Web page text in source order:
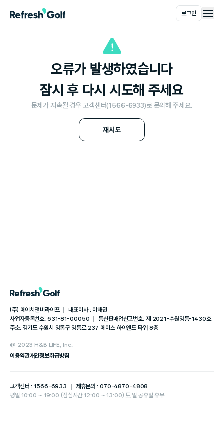
로그인 메인
오류가 발생하였습니다
잠시 후 다시 시도해 주세요
문제가 지속될 경우 고객센터(1566-6933)로 문의해 주세요.
재시도
(주) 에이치앤비라이프 ｜ 대표이사 : 이해권
사업자등록번호: 631-81-00050 ｜ 통신판매업신고번호: 제 2021-수원영통-1430호
주소: 경기도 수원시 영통구 영통로 237 에이스 하이엔드 타워 8층
@ 2023 H&B LIFE, Inc.
이용약관개인정보취급방침
고객센터 : 1566-6933 ｜ 제휴문의 : 070-4870-4808
평일 10:00 ~ 19:00 (점심시간 12:00 ~ 13:00) 토,일 공휴일 휴무